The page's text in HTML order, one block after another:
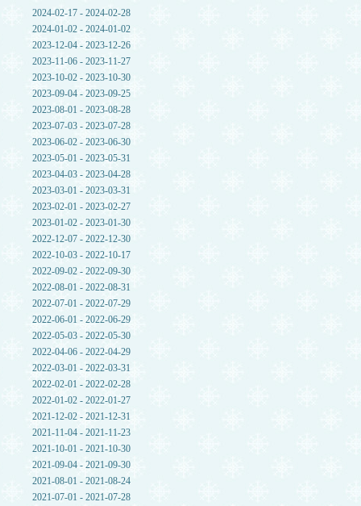
2024-02-17 - 2024-02-28
2024-01-02 - 2024-01-02
2023-12-04 - 2023-12-26
2023-11-06 - 2023-11-27
2023-10-02 - 2023-10-30
2023-09-04 - 2023-09-25
2023-08-01 - 2023-08-28
2023-07-03 - 2023-07-28
2023-06-02 - 2023-06-30
2023-05-01 - 2023-05-31
2023-04-03 - 2023-04-28
2023-03-01 - 2023-03-31
2023-02-01 - 2023-02-27
2023-01-02 - 2023-01-30
2022-12-07 - 2022-12-30
2022-10-03 - 2022-10-17
2022-09-02 - 2022-09-30
2022-08-01 - 2022-08-31
2022-07-01 - 2022-07-29
2022-06-01 - 2022-06-29
2022-05-03 - 2022-05-30
2022-04-06 - 2022-04-29
2022-03-01 - 2022-03-31
2022-02-01 - 2022-02-28
2022-01-02 - 2022-01-27
2021-12-02 - 2021-12-31
2021-11-04 - 2021-11-23
2021-10-01 - 2021-10-30
2021-09-04 - 2021-09-30
2021-08-01 - 2021-08-24
2021-07-01 - 2021-07-28